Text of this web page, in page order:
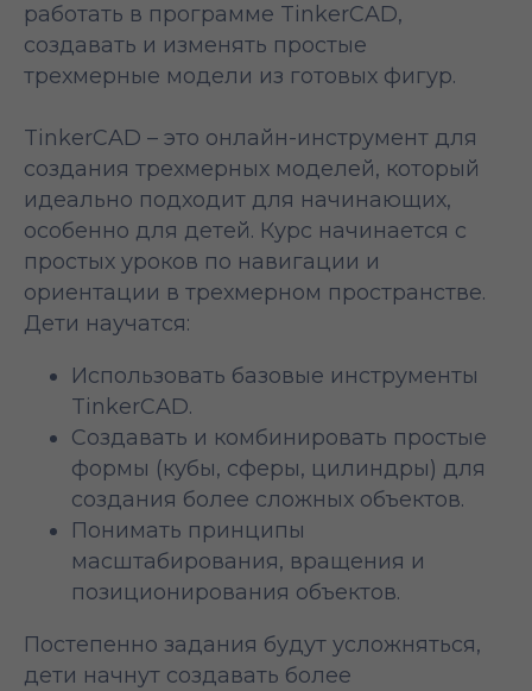
работать в программе TinkerCAD,
создавать и изменять простые
трехмерные модели из готовых фигур.
TinkerCAD – это онлайн-инструмент для
создания трехмерных моделей, который
идеально подходит для начинающих,
особенно для детей. Курс начинается с
простых уроков по навигации и
ориентации в трехмерном пространстве.
Дети научатся:
Использовать базовые инструменты
TinkerCAD.
Создавать и комбинировать простые
формы (кубы, сферы, цилиндры) для
создания более сложных объектов.
Понимать принципы
масштабирования, вращения и
позиционирования объектов.
Постепенно задания будут усложняться,
дети начнут создавать более